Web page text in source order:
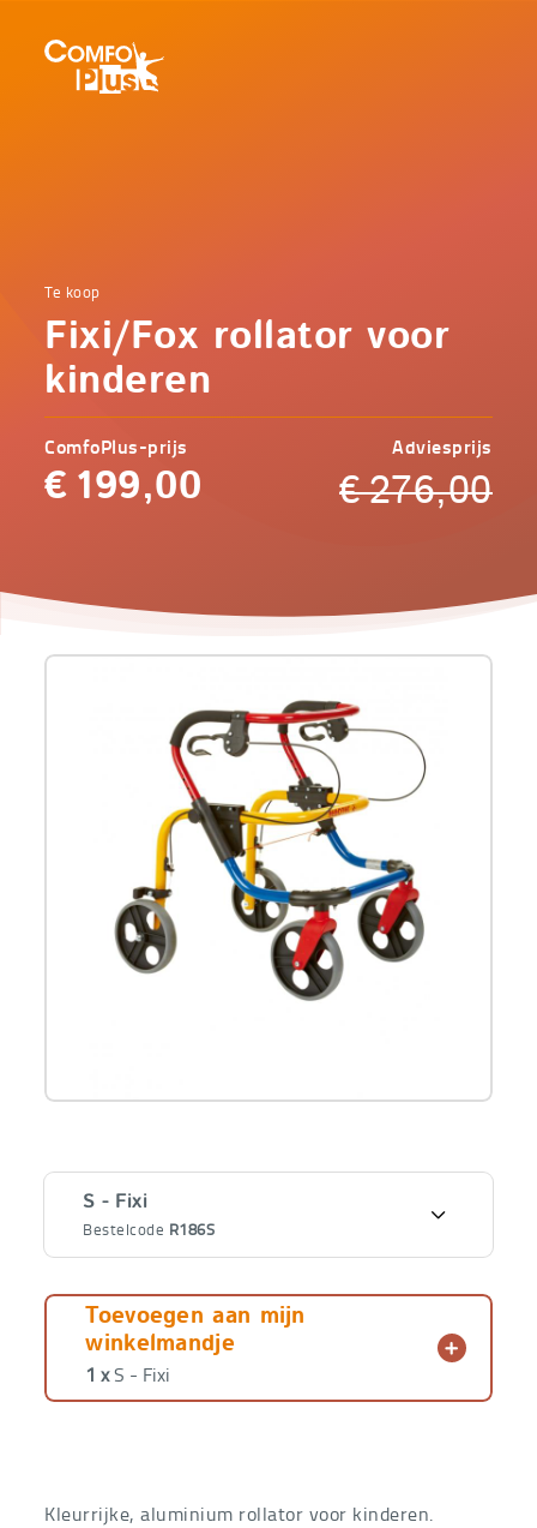
Home
Koopjeshoek
Fixi/Fox
rollator
Comfoplus
-
Te koop
Fixi/Fox rollator voor
kinderen
ComfoPlus-prijs
€ 199,00
Adviesprijs
€276,00
navigatieComfoPlus
Product
informatie
Fixi/Fox
rollator
kinderen
Varianten
S - Fixi
Bestelcode R186S
BestelcodeR186S
M - Fox
BestelcodeR186M
315,00
€ 219,00
Toevoegen aan mijn
winkelmandje
1 xS - Fixi
Kleurrijke, aluminium rollator voor kinderen.